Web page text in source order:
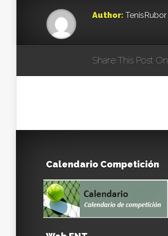
Author: TenisRubor
Share This Post On
Calendario Competición